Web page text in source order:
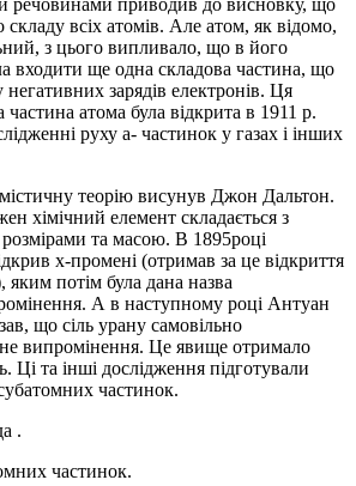
речовинами приводив до висновку, що
складу всіх атомів. Але атом, як відомо,
з цього випливало, що в його
входити ще одна складова частина, що
зарядів електронів. Ця
атома була відкрита в 1911 р.
руху a- частинок у газах і інших
теорію висунув Джон Дальтон.
хімічний елемент складається з
та масою. В 1895році
х-промені (отримав за це відкриття
потім була дана назва
А в наступному році Антуан
що сіль урану самовільно
випромінення. Це явище отримало
Ці та інші дослідження підготували
частинок.
.
частинок.